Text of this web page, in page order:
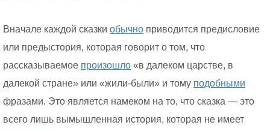
Вначале каждой сказки обычно приводится предисловие
или предыстория, которая говорит о том, что
рассказываемое произошло «в далеком царстве, в
далекой стране» или «жили-были» и тому подобными
фразами. Это является намеком на то, что сказка — это
всего лишь вымышленная история, которая не имеет